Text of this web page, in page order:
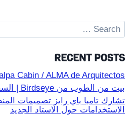
Search
for:
RECENT POSTS
Cabin / ALMA de Arquitectos
بيت من الطوب من Birdseye | السجل المعماري
تشارك تامبا باي رايز تصميمات
الاستخدامات حول الاستاد الجديد